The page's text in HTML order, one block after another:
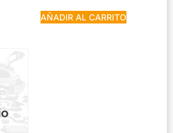
AÑADIR AL CARRITO